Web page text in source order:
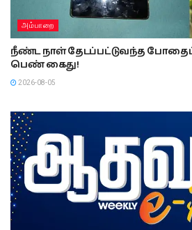
அம்பாறை
நீண்ட நாள் தேடப்பட்டுவந்த
பெண் கைது!
2026-08-05